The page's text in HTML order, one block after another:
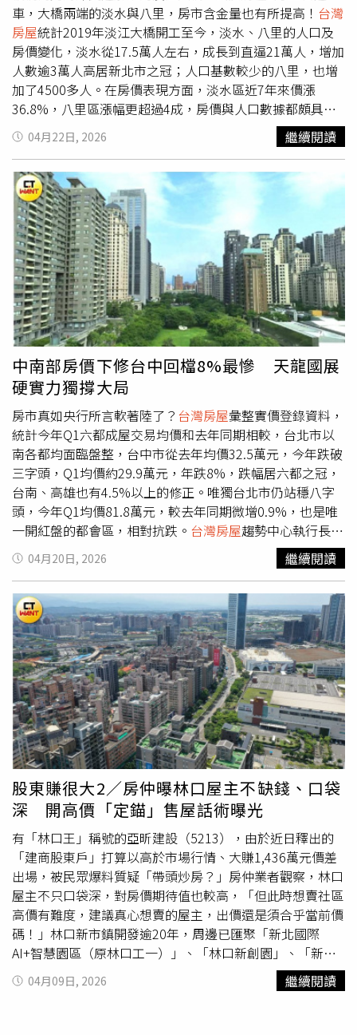
示在價格與資金壓力同步升高下，老公寓雖具入手門檻低的
優勢，但老屋裝修費用高，在限貸令下自備款增壓，對市場
的吸引力也恐出現轉變。進一步觀察，包括桃園、台南及高
雄市，5年前買老公寓，自備款還不用百萬元，來到2025
年，平均自備款壓力均已飆升突破百萬門檻，其中台南自備
款成數相較5年前提高約7.3個百分點。台灣房屋集團趨勢中
心經理李家妮表示，台南隨著新興重劃區開發擴大，新案供
給持續增加，帶動中古市場出現補漲效應，由於台南老公寓
房價基期較低，補漲力道更為明顯，雖整體總價仍親民，但
負擔壓力已加速超車。李家妮表示，也因為價格帶快速上
揚，影響老公寓在市場結構及流動性相對弱化，銀行授信配
置上也更傾向集中於風險較低的新屋產品，加上台南30歲以
下小資族進場比例增加，該族群整體信用條件有限，綜合影
響下，使核貸條件本就保守的老公寓，可貸金額再往下調，
自備款壓力也因此升高。
車，大橋兩端的淡水與八里，房市含金量也有所提高！ 台灣
房屋統計2019年淡江大橋開工至今，淡水、八里的人口及
房價變化，淡水從17.5萬人左右，成長到直逼21萬人，增加
人數逾3萬人高居新北市之冠；人口基數較少的八里，也增
加了4500多人。在房價表現方面，淡水區近7年來價漲
36.8%，八里區漲幅更超過4成，房價與人口數據都頗具慶
祝行情。台灣房屋
集團趨勢中心執行長張旭嵐表示，淡水人
引頸期盼的淡江大橋，有助舒緩前往桃園和新北的車流，過
去居民高度仰賴關渡大橋的情況，隨著淡江大橋通車，可縮
短淡水到八里的交通時間至少15分鐘以上，前往五股、板
橋、新莊等地的通勤族，透過淡江大橋接上64快速道路，可
免於過度集中在紅樹林關渡，大約能分散3成車流，等於解
決了淡水長久以來的交通痛點，加上相對平實的房價優勢，
讓移居人潮持續湧入。不僅如此，淡江大橋還可與「平民版
高速公路的」台61線西濱快速道路銜接，使新北的淡水、三
芝等北海岸城鎮，往來蘆竹、林口、觀音及桃園國際機場的
交通時間大幅節省近半小時，還會規劃機場快線公車，將國
際遊客導引至觀光資源豐富的北海岸，可說是北桃海岸線的
新動脈，原本的都會區邊緣，發展也可望翻轉，因此沿線的
房地產價值也愈來愈受肯定。觀察淡江大橋兩端的房價表
現，淡水從每坪22.8萬漲到31.2萬元，漲幅超過36%；八里
漲幅甚至飆上40.1%，一路從不到2字頭，漲到直逼3字頭。
台灣房屋集團趨勢中心資深經理陳定中分析，淡水的重劃區
供給量大，社區大樓選擇多，中古屋單價三字頭相對親民，
總價千萬可成家，因此長期吸引小資買家，在近年市場高度
仰賴首購剛需下，價格相對有撐，不過距離台北都心較遠的
交通問題，也一直是一大抗性，較適合北投士林的上班族，
或是不用趕上班的自營商或接案工作者。淡江大橋從動工到
完工，7年之間八里區房價漲幅達4成，陳定中指出，八里的
漲幅比淡水還高，一來是八里的房價基期相對低，且八里長
期以來公建話題較薄弱，淡江大橋是當地久違的建設利多，
因此民眾期待更高，市場反應也較鮮明；加上淡江大橋開通
後，以大橋為路廊的八里輕軌也更有實現的可能，中長期建
設遠景可期，原本能見度有限的房市發展，也因而獲得提
升。
04月22日, 2026 繼續閱讀
中南部房價下修台中回檔8%最慘 天龍國展
硬實力獨撐大局
房市真如央行所言軟著陸了？ 台灣房屋彙整實價登錄資料，
統計今年Q1六都成屋交易均價和去年同期相較，台北市以
南各都均面臨盤整，台中市從去年均價32.5萬元，今年跌破
三字頭，Q1均價約29.9萬元，年跌8%，跌幅居六都之冠，
台南、高雄也有4.5%以上的修正。唯獨台北市仍站穩八字
頭，今年Q1均價81.8萬元，較去年同期微增0.9%，也是唯
一開紅盤的都會區，相對抗跌。 台灣房屋趨勢中心執行長張
旭嵐表示，2023年受新青安貸款激勵，加上中南部產業開
發議題，帶動投資置產型購屋潮，求過於供的氛圍，導致
溫，市場回歸理性需求，中南部案量大且利多尚未到位的區
域，價格優先出現回檔；北部都會則因剛性需求相對扎實，
且公建利多諸如桃園捷運綠線、新北捷運三鶯線、淡江大橋
等重大建設都於近期兌現，因此價格相對有撐，跌幅較中南
部都會輕。至於台北一枝獨秀，是六都中唯一小漲0.9%的
區域。張旭嵐分析，台北長期以來供給量稀少，且首都的區
域機能差異小，房產價值穩定。加上自住購屋受限於總價壓
力，成交的物件多以中小坪數為主；近年新案又以都更、危
老推案為主流，地段精華，整合成本高，產品朝總價低單價
高設計，對台北市的房價形成支撐，抗跌性較其他都會顯
著。台灣房屋集團趨勢中心資深經理陳定中表示，房價萎縮
幅度最大的台中市，主要有兩大市場發展催化房市修正，首
先是「蛋白區等讓利」，近年台中新興重劃區推案量可觀，
市場競爭壓力較大，尤其海線、屯區外圍等蛋白重劃區，消
費者期待賣方讓利的心態更濃厚，因此價格支撐力較淡，也
讓蛋白重劃區成為台中房市的領跌先鋒。其次是「蛋黃區選
平價」，由於蛋黃區新案價格仍高，使自住買盤朝價格相對
平實的中古屋佈局；加上市區交易熱區的西屯、南屯等地，
在產業導引下，交易區段從74環內的高價市中心，逐漸轉向
相對平價的74環外中科、精科周邊，使台中市今年Q1的交
易均價縮水。張旭嵐指出，央行今年首季理監事會議，強調
04月20日, 2026 繼續閱讀
股東賺很大2／房仲曝林口屋主不缺錢、口袋
深 開高價「定錨」售屋話術曝光
有「林口王」稱號的亞昕建設（5213），由於近日釋出的
「建商股東戶」打算以高於市場行情、大賺1,436萬元價差
出場，被民眾爆料質疑「帶頭炒房？」房仲業者觀察，林口
屋主不只口袋深，對房價期待值也較高，「但此時想賣社區
高價有難度，建議真心想賣的屋主，出價還是須合乎當前價
碼！」林口新市鎮開發逾20年，周邊已匯聚「新北國際
AI+智慧園區（原林口工一）」、「林口新創園」、「新北
影視城」、「國際媒體園區」與「郵政物流園區」等5大園
區，吸引大量就業人口進駐。根據新北市民政局統計，近十
04月09日, 2026 繼續閱讀